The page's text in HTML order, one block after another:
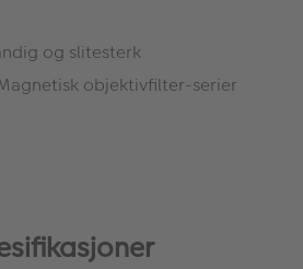
og slitesterk
objektivfilter-serier